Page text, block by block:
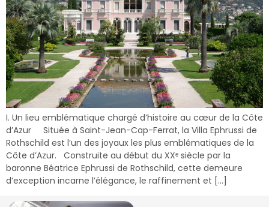
I. Un lieu emblématique chargé d’histoire au cœur de la Côte
d’Azur Située à Saint-Jean-Cap-Ferrat, la Villa Ephrussi de
Rothschild est l’un des joyaux les plus emblématiques de la
Côte d’Azur. Construite au début du XXᵉ siècle par la
baronne Béatrice Ephrussi de Rothschild, cette demeure
d’exception incarne l’élégance, le raffinement et […]